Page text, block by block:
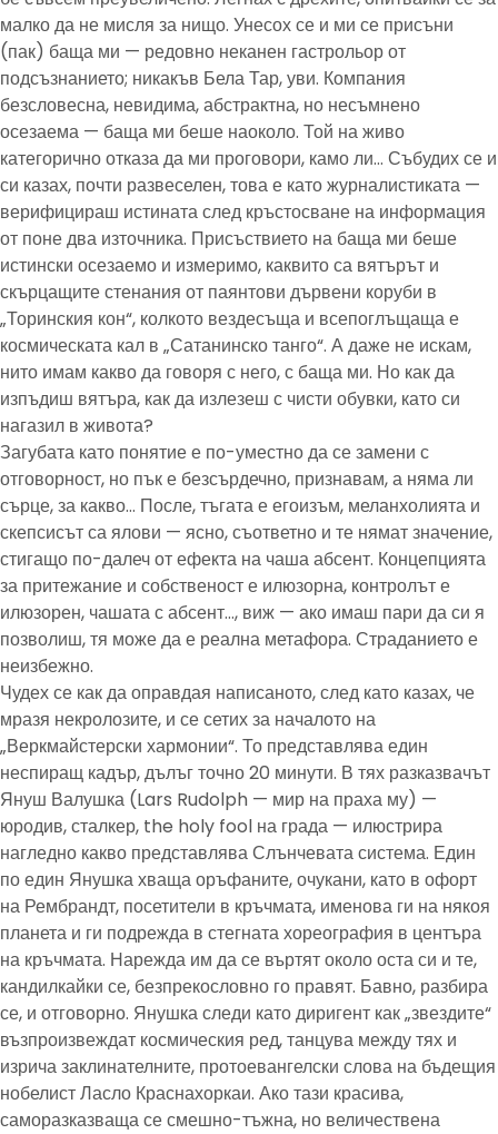
малко да не мисля за нищо. Унесох се и ми се присъни
(пак) баща ми — редовно неканен гастрольор от
подсъзнанието; никакъв Бела Тар, уви. Компания
безсловесна, невидима, абстрактна, но несъмнено
осезаема — баща ми беше наоколо. Той на живо
категорично отказа да ми проговори, камо ли… Събудих се и
си казах, почти развеселен, това е като журналистиката —
верифицираш истината след кръстосване на информация
от поне два източника. Присъствието на баща ми беше
истински осезаемо и измеримо, каквито са вятърът и
скърцащите стенания от паянтови дървени коруби в
„Торинския кон“, колкото вездесъща и всепоглъщаща е
космическата кал в „Сатанинско танго“. А даже не искам,
нито имам какво да говоря с него, с баща ми. Но как да
изпъдиш вятъра, как да излезеш с чисти обувки, като си
нагазил в живота?
Загубата като понятие е по-уместно да се замени с
отговорност, но пък е безсърдечно, признавам, а няма ли
сърце, за какво… После, тъгата е егоизъм, меланхолията и
скепсисът са ялови — ясно, съответно и те нямат значение,
стигащо по-далеч от ефекта на чаша абсент. Концепцията
за притежание и собственост е илюзорна, контролът е
илюзорен, чашата с абсент…, виж — ако имаш пари да си я
позволиш, тя може да е реална метафора. Страданието е
неизбежно.
Чудех се как да оправдая написаното, след като казах, че
мразя некролозите, и се сетих за началото на
„Веркмайстерски хармонии“. То представлява един
неспиращ кадър, дълъг точно 20 минути. В тях разказвачът
Януш Валушка (Lars Rudolph — мир на праха му) —
юродив, сталкер, the holy fool на града — илюстрира
нагледно какво представлява Слънчевата система. Един
по един Янушка хваща оръфаните, очукани, като в офорт
на Рембрандт, посетители в кръчмата, именова ги на някоя
планета и ги подрежда в стегната хореография в центъра
на кръчмата. Нарежда им да се въртят около оста си и те,
кандилкайки се, безпрекословно го правят. Бавно, разбира
се, и отговорно. Янушка следи като диригент как „звездите“
възпроизвеждат космическия ред, танцува между тях и
изрича заклинателните, протоевангелски слова на бъдещия
нобелист Ласло Краснахоркаи. Ако тази красива,
саморазказваща се смешно-тъжна, но величествена